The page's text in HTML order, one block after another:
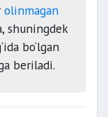
olinmagan
shuningdek
bo‘lgan
beriladi.